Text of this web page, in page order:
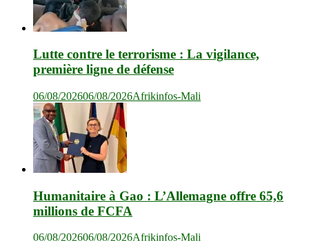
Lutte contre le terrorisme : La vigilance,
première ligne de défense
06/08/202606/08/2026Afrikinfos-Mali
Humanitaire à Gao : L’Allemagne offre 65,6
millions de FCFA
06/08/202606/08/2026Afrikinfos-Mali